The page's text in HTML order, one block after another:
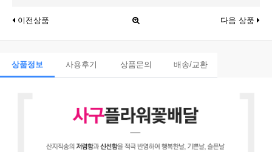
이전상품 다음 상품
상품정보 사용후기 상품문의 배송/교환